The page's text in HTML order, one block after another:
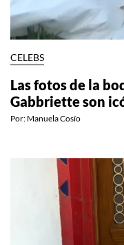
CELEBS
Las fotos de la
Gabbriette son
Por: Manuela Cosío